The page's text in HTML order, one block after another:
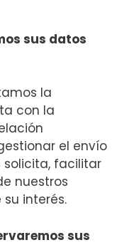
sus datos
la
con la
el envío
facilitar
nuestros
interés.
sus